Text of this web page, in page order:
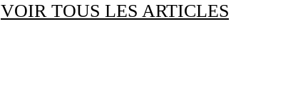
VOIR TOUS LES ARTICLES